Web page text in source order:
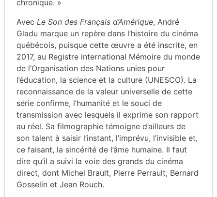
chronique. »
Avec Le Son des Français d’Amérique, André
Gladu marque un repère dans l’histoire du cinéma
québécois, puisque cette œuvre a été inscrite, en
2017, au Registre international Mémoire du monde
de l’Organisation des Nations unies pour
l’éducation, la science et la culture (UNESCO). La
reconnaissance de la valeur universelle de cette
série confirme, l’humanité et le souci de
transmission avec lesquels il exprime son rapport
au réel. Sa filmographie témoigne d’ailleurs de
son talent à saisir l’instant, l’imprévu, l’invisible et,
ce faisant, la sincérité de l’âme humaine. Il faut
dire qu’il a suivi la voie des grands du cinéma
direct, dont Michel Brault, Pierre Perrault, Bernard
Gosselin et Jean Rouch.